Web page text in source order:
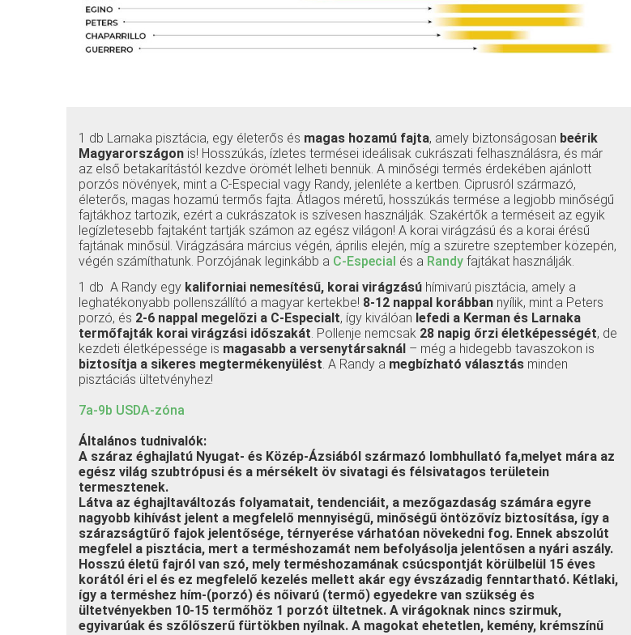
1 db Larnaka pisztácia, egy életerős és magas hozamú fajta, amely biztonságosan beérik
Magyarországon is! Hosszúkás, ízletes termései ideálisak cukrászati felhasználásra, és már
az első betakarítástól kezdve örömét lelheti bennük. A minőségi termés érdekében ajánlott
porzós növények, mint a C-Especial vagy Randy, jelenléte a kertben. Ciprusról származó,
életerős, magas hozamú termős fajta. Átlagos méretű, hosszúkás termése a legjobb minőségű
fajtákhoz tartozik, ezért a cukrászatok is szívesen használják. Szakértők a terméseit az egyik
legízletesebb fajtaként tartják számon az egész világon! A korai virágzású és a korai érésű
fajtának minősül. Virágzására március végén, április elején, míg a szüretre szeptember közepén,
végén számíthatunk. Porzójának leginkább a C-Especial és a Randy fajtákat használják.
1 db A Randy egy kaliforniai nemesítésű, korai virágzású hímivarú pisztácia, amely a
leghatékonyabb pollenszállító a magyar kertekbe! 8-12 nappal korábban nyílik, mint a Peters
porzó, és 2-6 nappal megelőzi a C-Especialt, így kiválóan lefedi a Kerman és Larnaka
termőfajták korai virágzási időszakát. Pollenje nemcsak 28 napig őrzi életképességét, de
kezdeti életképessége is magasabb a versenytársaknál – még a hidegebb tavaszokon is
biztosítja a sikeres megtermékenyülést. A Randy a megbízható választás minden
pisztáciás ültetvényhez!
7a-9b USDA-zóna
Általános tudnivalók:
A száraz éghajlatú Nyugat- és Közép-Ázsiából származó lombhullató fa,melyet mára az
egész világ szubtrópusi és a mérsékelt öv sivatagi és félsivatagos területein
termesztenek.
Látva az éghajltaváltozás folyamatait, tendenciáit, a mezőgazdaság számára egyre
nagyobb kihívást jelent a megfelelő mennyiségű, minőségű öntözővíz biztosítása, így a
szárazságtűrő fajok jelentősége, térnyerése várhatóan növekedni fog. Ennek abszolút
megfelel a pisztácia, mert a terméshozamát nem befolyásolja jelentősen a nyári aszály.
Hosszú életű fajról van szó, mely terméshozamának csúcspontját körülbelül 15 éves
korától éri el és ez megfelelő kezelés mellett akár egy évszázadig fenntartható. Kétlaki,
így a terméshez hím-(porzó) és nőivarú (termő) egyedekre van szükség és
ültetvényekben 10-15 termőhöz 1 porzót ültetnek. A virágoknak nincs szirmuk,
egyivarúak és szőlőszerű fürtökben nyílnak. A magokat ehetetlen, kemény, krémszínű